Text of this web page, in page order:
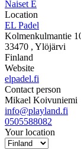
Naiset E
Location
EL Padel
Kolmenkulmantie
33470 , Ylöjärvi
Finland
Website
elpadel.fi
Contact person
Mikael Koivuniemi
info@playland.fi
0505588082
Your location